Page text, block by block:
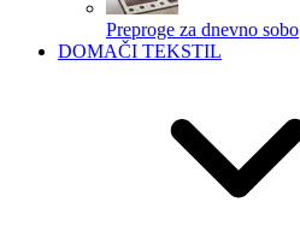
Preproge za dnevno sobo
DOMAČI TEKSTIL